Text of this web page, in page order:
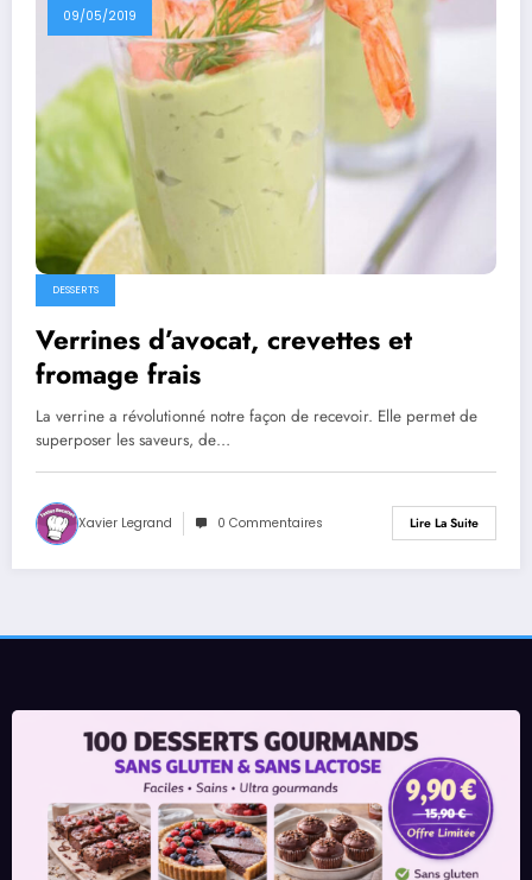
09/05/2019
DESSERTS
Verrines d’avocat, crevettes et
fromage frais
La verrine a révolutionné notre façon de recevoir. Elle permet de
superposer les saveurs, de…
Xavier Legrand 0 Commentaires Lire La Suite